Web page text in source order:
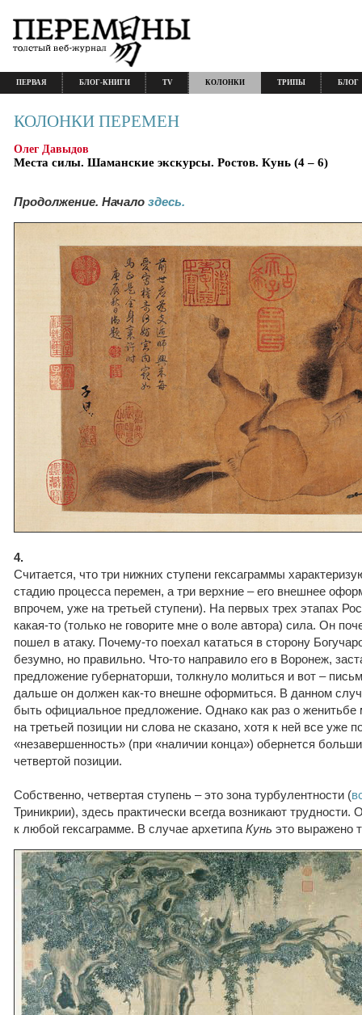
ПЕРВАЯ БЛОГ-КНИГИ TV КОЛОНКИ ТРИПЫ БЛОГ
КОЛОНКИ ПЕРЕМЕН
Олег Давыдов
Места силы. Шаманские экскурсы. Ростов. Кунь (4 – 6)
Продолжение. Начало здесь.
4.
Считается, что три нижних ступени гексаграммы
стадию процесса перемен, а три верхние – его внешнее
впрочем, уже на третьей ступени). На первых трех этапах
какая-то (только не говорите мне о воле автора) сила. Он
пошел в атаку. Почему-то поехал кататься в сторону
безумно, но правильно. Что-то направило его в Воронеж,
предложение губернаторши, толкнуло молиться и вот –
дальше он должен как-то внешне оформиться. В данном
быть официальное предложение. Однако как раз о
на третьей позиции ни слова не сказано, хотя к ней все уже
«незавершенность» (при «наличии конца») обернется
четвертой позиции.
Собственно, четвертая ступень – это зона турбулентности (
Триникрии), здесь практически всегда возникают трудности.
к любой гексаграмме. В случае архетипа Кунь это выражено